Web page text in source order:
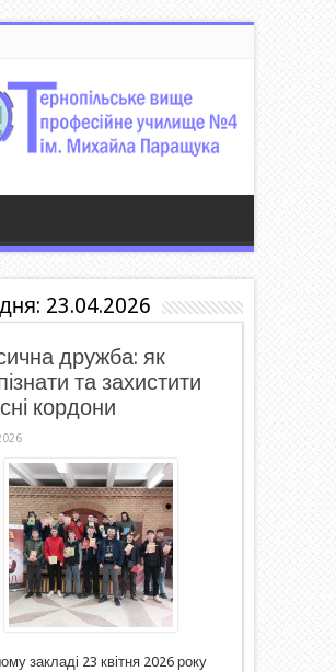
23.04.2026
дружба: як
та захистити
кордони
закладі 23 квітня 2026 року